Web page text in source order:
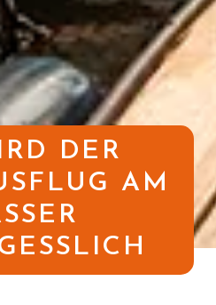
DER
AM